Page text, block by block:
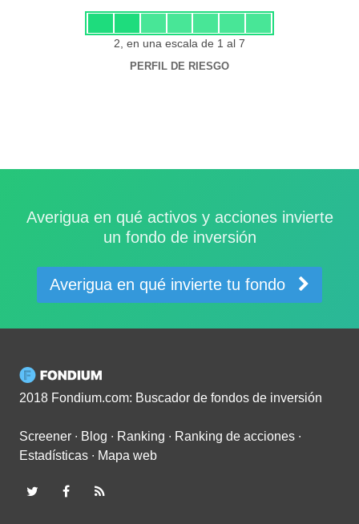
2, en una escala de 1 al 7
PERFIL DE RIESGO
Averigua en qué activos y acciones invierte
un fondo de inversión
Averigua en qué invierte tu fondo
2018 Fondium.com: Buscador de fondos de inversión
Screener ∙ Blog ∙ Ranking ∙ Ranking de acciones ∙
Estadísticas ∙ Mapa web